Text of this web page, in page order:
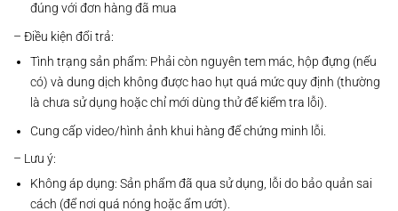
đúng với đơn hàng đã mua
– Điều kiện đổi trả:
Tình trạng sản phẩm: Phải còn nguyên tem mác, hộp đựng (nếu
có) và dung dịch không được hao hụt quá mức quy định (thường
là chưa sử dụng hoặc chỉ mới dùng thử để kiểm tra lỗi).
Cung cấp video/hình ảnh khui hàng để chứng minh lỗi.
– Lưu ý:
Không áp dụng: Sản phẩm đã qua sử dụng, lỗi do bảo quản sai
cách (để nơi quá nóng hoặc ẩm ướt).